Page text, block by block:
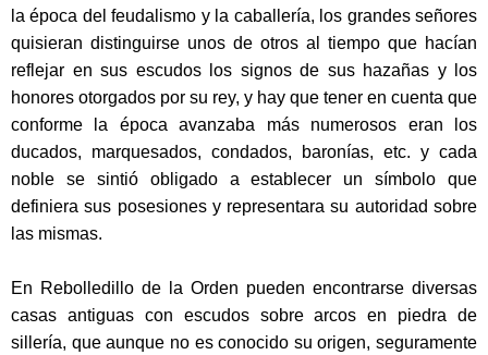
la época del feudalismo y la caballería, los grandes señores
quisieran distinguirse unos de otros al tiempo que hacían
reflejar en sus escudos los signos de sus hazañas y los
honores otorgados por su rey, y hay que tener en cuenta que
conforme la época avanzaba más numerosos eran los
ducados, marquesados, condados, baronías, etc. y cada
noble se sintió obligado a establecer un símbolo que
definiera sus posesiones y representara su autoridad sobre
las mismas.
En Rebolledillo de la Orden pueden encontrarse diversas
casas antiguas con escudos sobre arcos en piedra de
sillería, que aunque no es conocido su origen, seguramente